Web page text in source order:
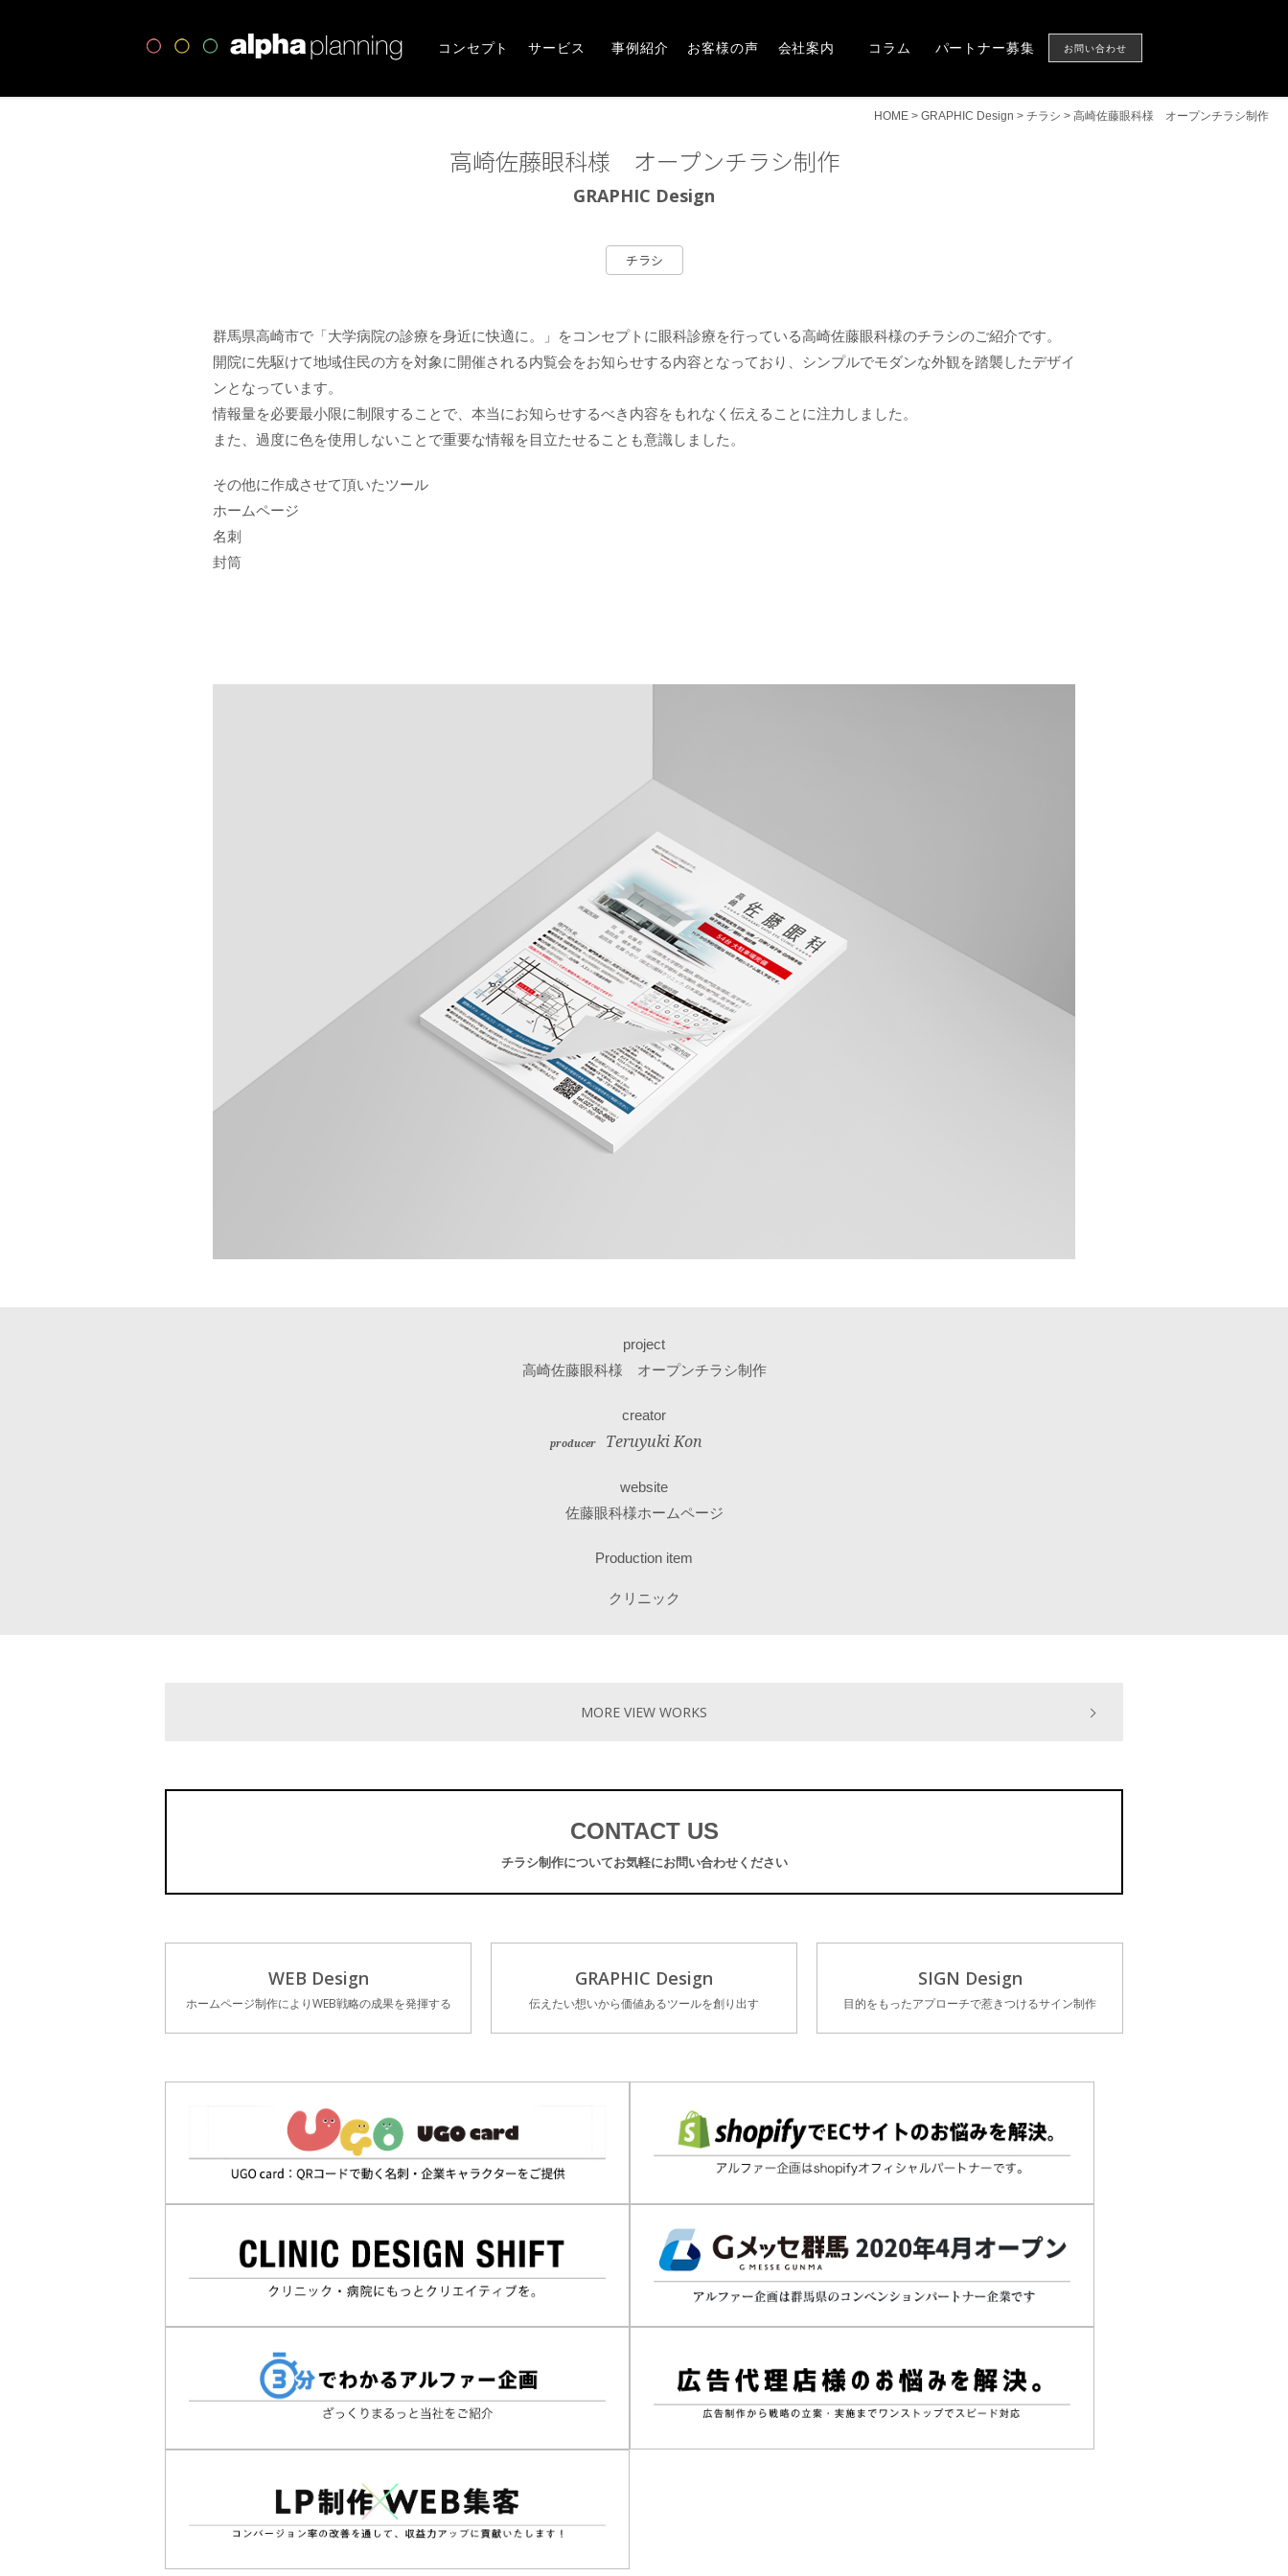
高崎市・前橋市の広告デザインならアルファー企画
コンセプト
サービス
事例紹介
お客様の声
会社案内
コラム
パートナー募集
お問い合わせ
HOME > GRAPHIC Design > チラシ > 高崎佐藤眼科様 オープンチラシ制作
高崎佐藤眼科様 オープンチラシ制作
GRAPHIC Design
チラシ
群馬県高崎市で「大学病院の診療を身近に快適に。」をコンセプトに眼科診療を行っている高崎佐藤眼科様のチラシのご紹介です。
開院に先駆けて地域住民の方を対象に開催される内覧会をお知らせする内容となっており、シンプルでモダンな外観を踏襲したデザイ
ンとなっています。
情報量を必要最小限に制限することで、本当にお知らせするべき内容をもれなく伝えることに注力しました。
また、過度に色を使用しないことで重要な情報を目立たせることも意識しました。
その他に作成させて頂いたツール
ホームページ
名刺
封筒
project
高崎佐藤眼科様 オープンチラシ制作
creator
producer Teruyuki Kon
website
佐藤眼科様ホームページ
Production item
クリニック
MORE VIEW WORKS
CONTACT US
チラシ制作についてお気軽にお問い合わせください
WEB Design
ホームページ制作によりWEB戦略の成果を発揮する
GRAPHIC Design
伝えたい想いから価値あるツールを創り出す
SIGN Design
目的をもったアプローチで惹きつけるサイン制作